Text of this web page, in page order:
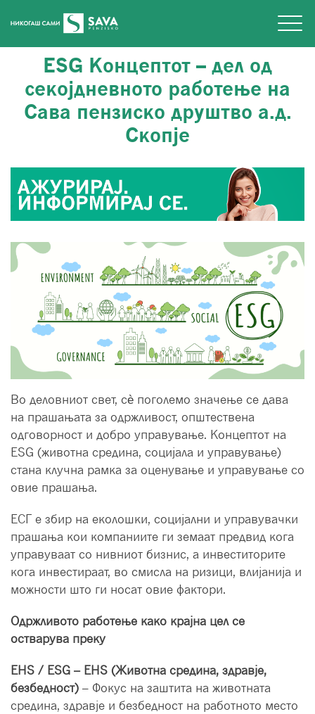
ESG Концептот – дел од
секојдневното работење на
Сава пензиско друштво а.д.
Скопје
Во деловниот свет, сè поголемо значење се дава
на прашањата за одржливост, општествена
одговорност и добро управување. Концептот на
ESG (животна средина, социјала и управување)
стана клучна рамка за оценување и управување со
овие прашања.
ЕСГ е збир на еколошки, социјални и управувачки
прашања кои компаниите ги земаат предвид кога
управуваат со нивниот бизнис, а инвеститорите
кога инвестираат, во смисла на ризици, влијанија и
можности што ги носат овие фактори.
Одржливото работење како крајна цел се
остварува преку
EHS / ESG – EHS (Животна средина, здравје,
безбедност) – Фокус на заштита на животната
средина, здравје и безбедност на работното место